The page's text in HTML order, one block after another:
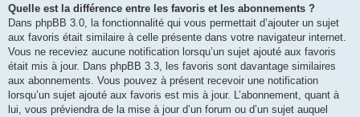
Quelle est la différence entre les favoris et les abonnements ?
Dans phpBB 3.0, la fonctionnalité qui vous permettait d’ajouter un sujet
aux favoris était similaire à celle présente dans votre navigateur internet.
Vous ne receviez aucune notification lorsqu’un sujet ajouté aux favoris
était mis à jour. Dans phpBB 3.3, les favoris sont davantage similaires
aux abonnements. Vous pouvez à présent recevoir une notification
lorsqu’un sujet ajouté aux favoris est mis à jour. L’abonnement, quant à
lui, vous préviendra de la mise à jour d’un forum ou d’un sujet auquel